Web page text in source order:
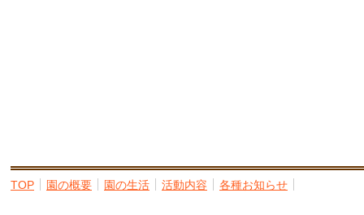
TOP 園の概要 園の生活 活動内容 各種お知らせ